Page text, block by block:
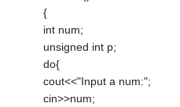
{
int num;
unsigned int p;
do{
cout<<"Input a num:";
cin>>num;